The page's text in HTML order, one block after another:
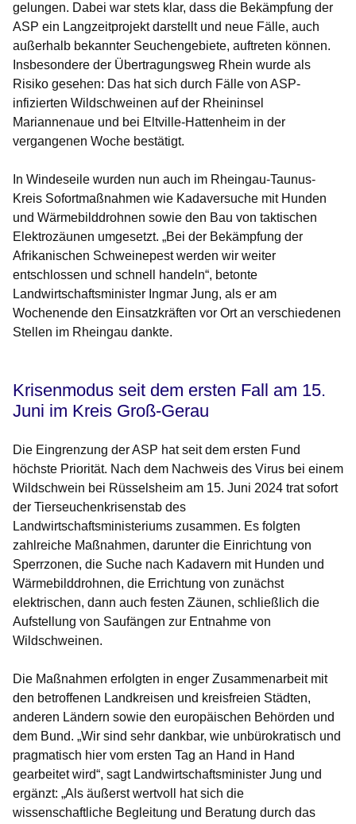
gelungen. Dabei war stets klar, dass die Bekämpfung der
ASP ein Langzeitprojekt darstellt und neue Fälle, auch
außerhalb bekannter Seuchengebiete, auftreten können.
Insbesondere der Übertragungsweg Rhein wurde als
Risiko gesehen: Das hat sich durch Fälle von ASP-
infizierten Wildschweinen auf der Rheininsel
Mariannenaue und bei Eltville-Hattenheim in der
vergangenen Woche bestätigt.
In Windeseile wurden nun auch im Rheingau-Taunus-
Kreis Sofortmaßnahmen wie Kadaversuche mit Hunden
und Wärmebilddrohnen sowie den Bau von taktischen
Elektrozäunen umgesetzt. „Bei der Bekämpfung der
Afrikanischen Schweinepest werden wir weiter
entschlossen und schnell handeln“, betonte
Landwirtschaftsminister Ingmar Jung, als er am
Wochenende den Einsatzkräften vor Ort an verschiedenen
Stellen im Rheingau dankte.
Krisenmodus seit dem ersten Fall am 15.
Juni im Kreis Groß-Gerau
Die Eingrenzung der ASP hat seit dem ersten Fund
höchste Priorität. Nach dem Nachweis des Virus bei einem
Wildschwein bei Rüsselsheim am 15. Juni 2024 trat sofort
der Tierseuchenkrisenstab des
Landwirtschaftsministeriums zusammen. Es folgten
zahlreiche Maßnahmen, darunter die Einrichtung von
Sperrzonen, die Suche nach Kadavern mit Hunden und
Wärmebilddrohnen, die Errichtung von zunächst
elektrischen, dann auch festen Zäunen, schließlich die
Aufstellung von Saufängen zur Entnahme von
Wildschweinen.
Die Maßnahmen erfolgten in enger Zusammenarbeit mit
den betroffenen Landkreisen und kreisfreien Städten,
anderen Ländern sowie den europäischen Behörden und
dem Bund. „Wir sind sehr dankbar, wie unbürokratisch und
pragmatisch hier vom ersten Tag an Hand in Hand
gearbeitet wird“, sagt Landwirtschaftsminister Jung und
ergänzt: „Als äußerst wertvoll hat sich die
wissenschaftliche Begleitung und Beratung durch das